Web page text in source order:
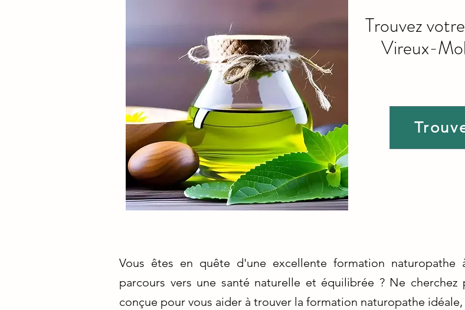
Trouvez
Vireux-
Vous êtes en quête d'une excellente formation naturopathe
parcours vers une santé naturelle et équilibrée ? Ne
conçue pour vous aider à trouver la formation naturopathe